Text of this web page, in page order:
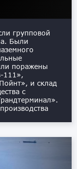
групповой
Были
поражены
111»,
и склад
с